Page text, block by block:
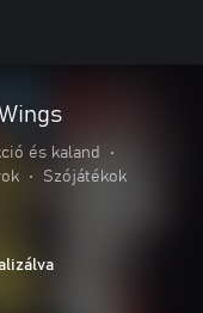
és kaland
•
• Szójátékok